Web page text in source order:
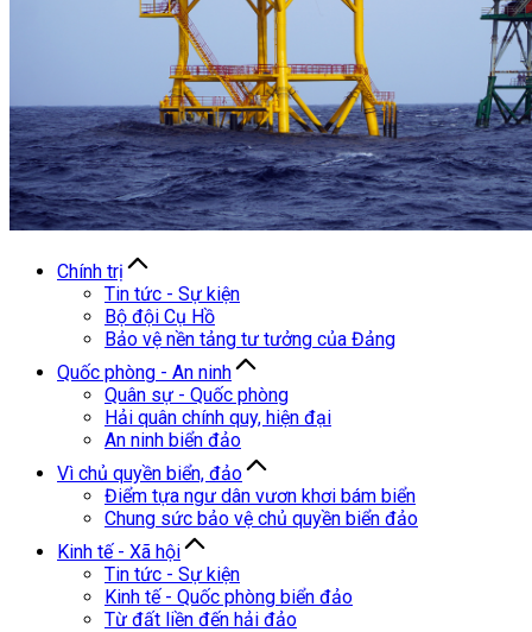
Chính trị
Tin tức - Sự kiện
Bộ đội Cụ Hồ
Bảo vệ nền tảng tư tưởng của Đảng
Quốc phòng - An ninh
Quân sự - Quốc phòng
Hải quân chính quy, hiện đại
An ninh biển đảo
Vì chủ quyền biển, đảo
Điểm tựa ngư dân vươn khơi bám biển
Chung sức bảo vệ chủ quyền biển đảo
Kinh tế - Xã hội
Tin tức - Sự kiện
Kinh tế - Quốc phòng biển đảo
Từ đất liền đến hải đảo